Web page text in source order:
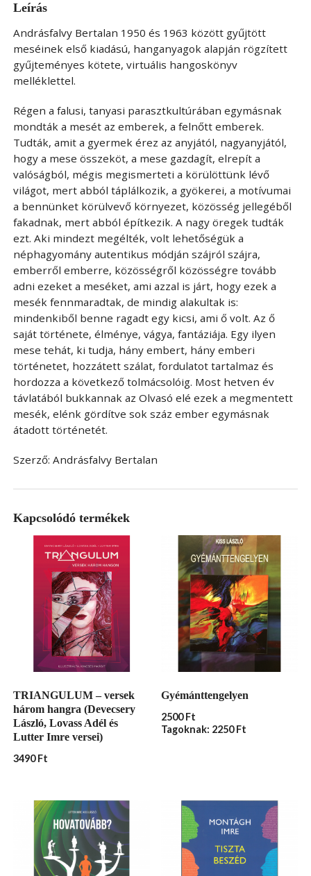
Leírás
Andrásfalvy Bertalan 1950 és 1963 között gyűjtött
meséinek első kiadású, hanganyagok alapján rögzített
gyűjteményes kötete, virtuális hangoskönyv
melléklettel.
Régen a falusi, tanyasi parasztkultúrában egymásnak
mondták a mesét az emberek, a felnőtt emberek.
Tudták, amit a gyermek érez az anyjától, nagyanyjától,
hogy a mese összeköt, a mese gazdagít, elrepít a
valóságból, mégis megismerteti a körülöttünk lévő
világot, mert abból táplálkozik, a gyökerei, a motívumai
a bennünket körülvevő környezet, közösség jellegéből
fakadnak, mert abból építkezik. A nagy öregek tudták
ezt. Aki mindezt megélték, volt lehetőségük a
néphagyomány autentikus módján szájról szájra,
emberről emberre, közösségről közösségre tovább
adni ezeket a meséket, ami azzal is járt, hogy ezek a
mesék fennmaradtak, de mindig alakultak is:
mindenkiből benne ragadt egy kicsi, ami ő volt. Az ő
saját története, élménye, vágya, fantáziája. Egy ilyen
mese tehát, ki tudja, hány embert, hány emberi
történetet, hozzátett szálat, fordulatot tartalmaz és
hordozza a következő tolmácsolóig. Most hetven év
távlatából bukkannak az Olvasó elé ezek a megmentett
mesék, elénk gördítve sok száz ember egymásnak
átadott történetét.
Szerző: Andrásfalvy Bertalan
Kapcsolódó termékek
TRIANGULUM – versek
három hangra (Devecsery
László, Lovass Adél és
Lutter Imre versei)
3490Ft
Gyémánttengelyen
2500Ft
Tagoknak: 2250 Ft